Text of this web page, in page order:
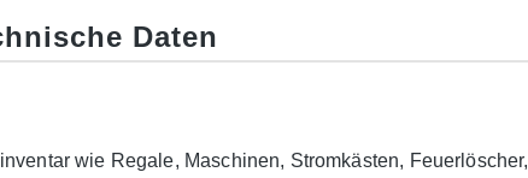
Daten
wie Regale, Maschinen, Stromkästen, Feuerlöscher,